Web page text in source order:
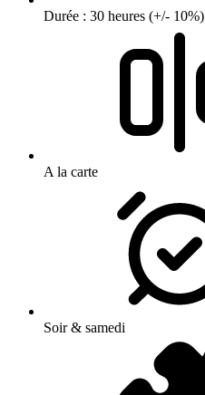
Durée : 30 heures (+/- 10%)
A la carte
Soir & samedi